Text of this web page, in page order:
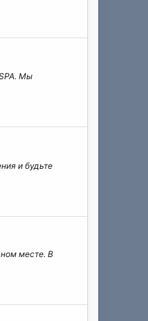
Мы
и будьте
месте. В